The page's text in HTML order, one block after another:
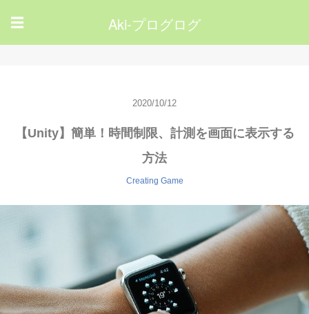
☰ Aki-プログログ
2020/10/12
【Unity】簡単！時間制限、計測を画面に表示する
方法
Creating Game